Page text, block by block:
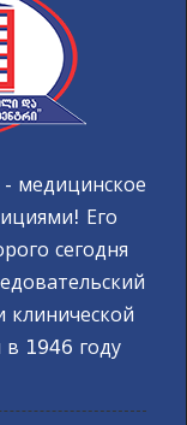
медицинское
Его
сегодня
клинической
в 1946 году